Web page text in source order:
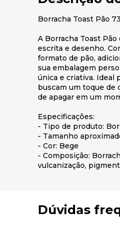
Borracha Toast Pão
A Borracha Toast
escrita e desenho.
formato de pão,
sua embalagem
única e criativa. Ideal
buscam um toque de
de apagar em um
Especificações:
- Tipo de produto:
- Tamanho
- Cor: Bege
- Composição:
vulcanização,
Dúvidas